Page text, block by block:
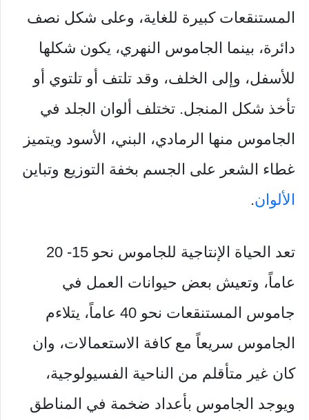
المستنقعات كبيرة للغاية، وعلى شكل نصف
دائرة، بينما الجاموس النهري، يكون شكلها
للأسفل، وإلى الخلف، وقد تلتف أو تلتوي أو
تأخذ شكل المنجل. تختلف ألوان الجلد في
الجاموس منها الرمادي، البني، الأسود ويتميز
غطاء الشعر على الجسم بخفة التوزيع وتباين
الألوان.
تعد الحياة الإنتاجية للجاموس نحو 15- 20
عاماً، وتعيش بعض حيوانات العمل في
جاموس المستنقعات نحو 40 عاماً، يتلاءم
الجاموس سريعاً مع كافة الاستعمالات، وان
كان غير متأقلم من الناحية الفسيولوجية،
ويوجد الجاموس بأعداد ضخمة في المناطق